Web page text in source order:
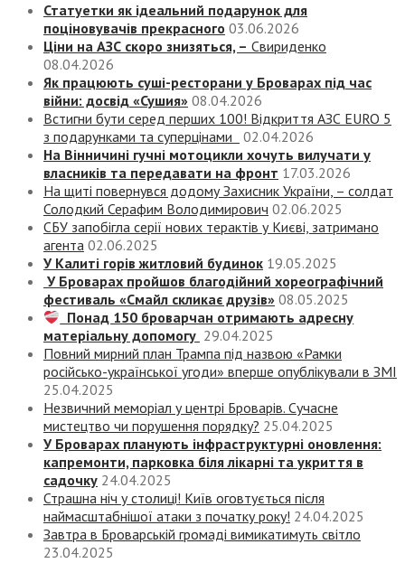
Статуетки як ідеальний подарунок для
поціновувачів прекрасного 03.06.2026
Ціни на АЗС скоро знизяться, – Свириденко
08.04.2026
Як працюють суші-ресторани у Броварах під час
війни: досвід «Сушия» 08.04.2026
Встигни бути серед перших 100! Відкриття АЗС EURO 5
з подарунками та суперцінами
02.04.2026
На Вінничині гучні мотоцикли хочуть вилучати у
власників та передавати на фронт 17.03.2026
На щиті повернувся додому Захисник України, – солдат
Солодкий Серафим Володимирович 02.06.2025
СБУ запобігла серії нових терактів у Києві, затримано
агента 02.06.2025
У Калиті горів житловий будинок 19.05.2025
У Броварах пройшов благодійний хореографічний
фестиваль «Смайл скликає друзів» 08.05.2025
Понад 150 броварчан отримають адресну
матеріальну допомогу 29.04.2025
Повний мирний план Трампа під назвою «‎Рамки
російсько-української угоди» вперше опублікували в ЗМІ
25.04.2025
Незвичний меморіал у центрі Броварів. Сучасне
мистецтво чи порушення порядку? 25.04.2025
У Броварах планують інфраструктурні оновлення:
капремонти, парковка біля лікарні та укриття в
садочку 24.04.2025
Страшна ніч у столиці! Київ оговтується після
наймасштабнішої атаки з початку року! 24.04.2025
Завтра в Броварській громаді вимикатимуть світло
23.04.2025